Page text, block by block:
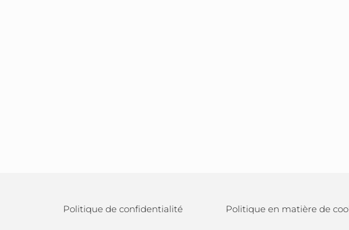
Politique de confidentialité Politique en matière de